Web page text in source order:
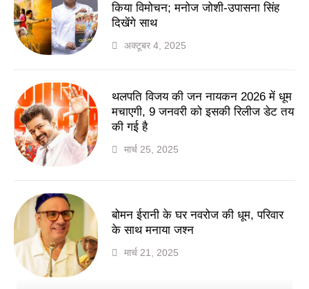
किया विमोचन; मनोज जोशी-उपासना सिंह
दिखेंगे साथ
अक्टूबर 4, 2025
थलपति विजय की जन नायकन 2026 में धूम
मचाएगी, 9 जनवरी को इसकी रिलीज डेट तय
की गई है
मार्च 25, 2025
बोमन ईरानी के घर नवरोज की धूम, परिवार
के साथ मनाया जश्न
मार्च 21, 2025